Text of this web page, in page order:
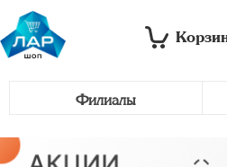
Филиалы